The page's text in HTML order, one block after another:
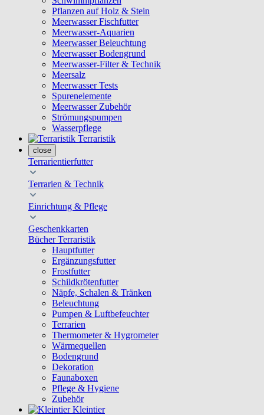
Pflanzen auf Holz & Stein
Meerwasser Fischfutter
Meerwasser-Aquarien
Meerwasser Beleuchtung
Meerwasser Bodengrund
Meerwasser-Filter & Technik
Meersalz
Meerwasser Tests
Spurenelemente
Meerwasser Zubehör
Strömungspumpen
Wasserpflege
Terraristik
close
Terrarientierfutter
Terrarien & Technik
Einrichtung & Pflege
Geschenkkarten
Bücher Terraristik
Hauptfutter
Ergänzungsfutter
Frostfutter
Schildkrötenfutter
Näpfe, Schalen & Tränken
Beleuchtung
Pumpen & Luftbefeuchter
Terrarien
Thermometer & Hygrometer
Wärmequellen
Bodengrund
Dekoration
Faunaboxen
Pflege & Hygiene
Zubehör
Kleintier